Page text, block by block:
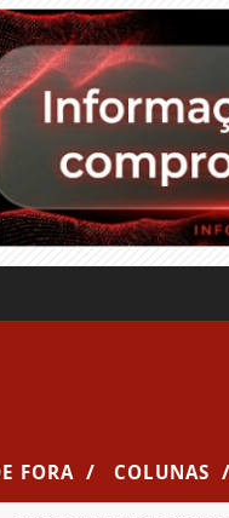
FORA / COLUNAS /